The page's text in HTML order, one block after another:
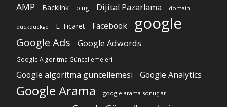
AMP Backlink bing Dijital Pazarlama domain
duckduckgo E-Ticaret Facebook google
Google Ads Google Adwords
Google Algoritma Güncellemeleri
Google algoritma güncellemesi Google Analytics
Google Arama google arama sonuçları